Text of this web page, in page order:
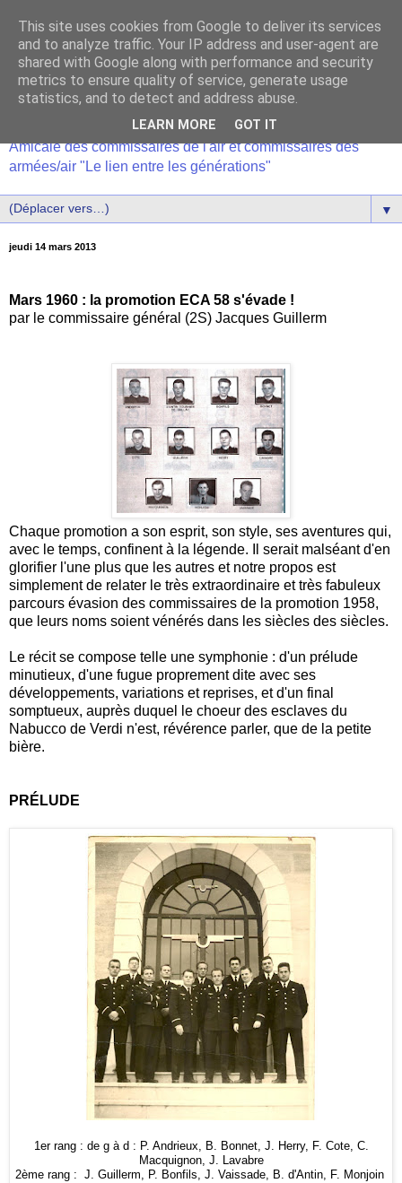
Amicale des commissaires de l'air et commissaires des
armées/air "Le lien entre les générations"
▼
jeudi 14 mars 2013
Mars 1960 : la promotion ECA 58 s'évade !
par le commissaire général (2S) Jacques Guillerm
Chaque promotion a son esprit, son style, ses aventures qui,
avec le temps, confinent à la légende. Il serait malséant d'en
glorifier l'une plus que les autres et notre propos est
simplement de relater le très extraordinaire et très fabuleux
parcours évasion des commissaires de la promotion 1958,
que leurs noms soient vénérés dans les siècles des siècles.
Le récit se compose telle une symphonie : d'un prélude
minutieux, d'une fugue proprement dite avec ses
développements, variations et reprises, et d'un final
somptueux, auprès duquel le choeur des esclaves du
Nabucco de Verdi n'est, révérence parler, que de la petite
bière.
PRÉLUDE
1er rang : de g à d : P. Andrieux, B. Bonnet, J. Herry, F. Cote, C.
Macquignon, J. Lavabre
2ème rang : J. Guillerm, P. Bonfils, J. Vaissade, B. d'Antin, F. Monjoin
This site uses cookies from Google to deliver its services
and to analyze traffic. Your IP address and user-agent are
shared with Google along with performance and security
metrics to ensure quality of service, generate usage
statistics, and to detect and address abuse.
LEARN MORE GOT IT